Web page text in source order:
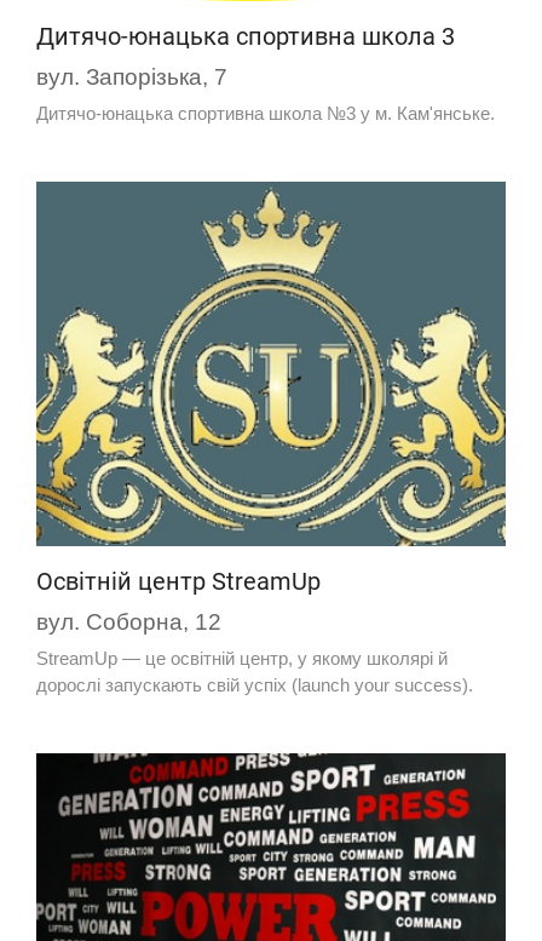
Дитячо-юнацька спортивна школа 3
вул. Запорізька, 7
Дитячо-юнацька спортивна школа №3 у м. Кам'янське.
Освітній центр StreamUp
вул. Соборна, 12
StreamUp — це освітній центр, у якому школярі й
дорослі запускають свій успіх (launch your success).